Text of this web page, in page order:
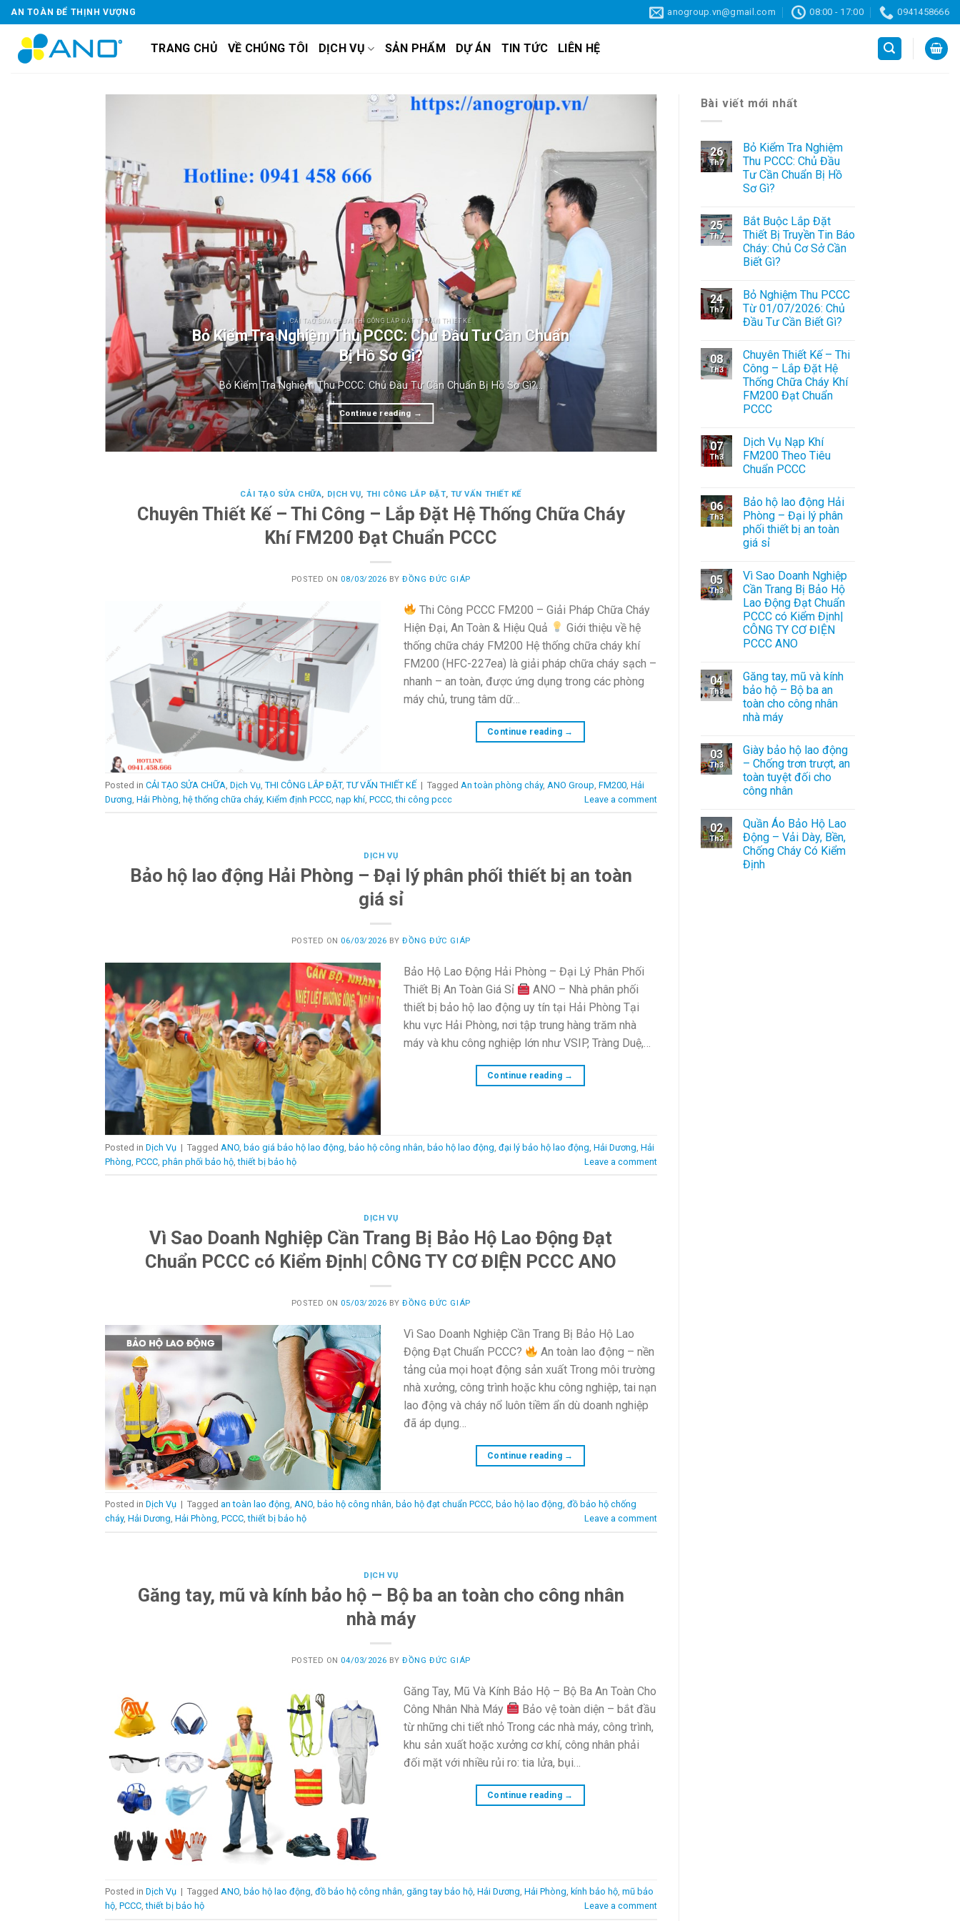
Skip
to
content
AN TOÀN ĐỂ THỊNH VƯỢNG anogroup.vn@gmail.com 08:00 - 17:00 0941458666
TRANG CHỦ VỀ CHÚNG TÔI DỊCH VỤ SẢN PHẨM DỰ ÁN TIN TỨC LIÊN HỆ
CẢI TẠO SỬA CHỮA THI CÔNG LẮP ĐẶT TƯ VẤN THIẾT KẾ
Bỏ Kiểm Tra Nghiệm Thu PCCC: Chủ Đầu Tư Cần Chuẩn
Bị Hồ Sơ Gì?
Bỏ Kiểm Tra Nghiệm Thu PCCC: Chủ Đầu Tư Cần Chuẩn Bị Hồ Sơ Gì?...
Continue reading →
CẢI TẠO SỬA CHỮA, DỊCH VỤ, THI CÔNG LẮP ĐẶT, TƯ VẤN THIẾT KẾ
Chuyên Thiết Kế – Thi Công – Lắp Đặt Hệ Thống Chữa Cháy
Khí FM200 Đạt Chuẩn PCCC
POSTED ON 08/03/2026 BYĐỒNG ĐỨC GIÁP
Thi Công PCCC FM200 – Giải Pháp Chữa Cháy
Hiện Đại, An Toàn & Hiệu Quả
Giới thiệu về hệ
thống chữa cháy FM200 Hệ thống chữa cháy khí
FM200 (HFC-227ea) là giải pháp chữa cháy sạch –
nhanh – an toàn, được ứng dụng trong các phòng
máy chủ, trung tâm dữ…
Continue reading →
Posted in CẢI TẠO SỬA CHỮA Dịch Vụ THI CÔNG LẮP ĐẶT, TƯ VẤN THIẾT KẾ | Tagged An toàn phòng cháy, ANO Group FM200 Hải
Dương Hải Phòng hệ thống chữa cháy, Kiểm định PCCC nạp khí, PCCC ,thi công pccc Leave a comment
DỊCH VỤ
Bảo hộ lao động Hải Phòng – Đại lý phân phối thiết bị an toàn
giá sỉ
POSTED ON 06/03/2026 BYĐỒNG ĐỨC GIÁP
Bảo Hộ Lao Động Hải Phòng – Đại Lý Phân Phối
Thiết Bị An Toàn Giá Sỉ
ANO – Nhà phân phối
thiết bị bảo hộ lao động uy tín tại Hải Phòng Tại
khu vực Hải Phòng, nơi tập trung hàng trăm nhà
máy và khu công nghiệp lớn như VSIP, Tràng Duệ,…
Continue reading →
Posted in Dịch Vụ | Tagged ANO báo giá bảo hộ lao động bảo hộ công nhân bảo hộ lao động đại lý bảo hộ lao động Hải Dương Hải
Phòng PCCC phân phối bảo hộ ,thiết bị bảo hộ Leave a comment
DỊCH VỤ
Vì Sao Doanh Nghiệp Cần Trang Bị Bảo Hộ Lao Động Đạt
Chuẩn PCCC có Kiểm Định| CÔNG TY CƠ ĐIỆN PCCC ANO
POSTED ON 05/03/2026 BYĐỒNG ĐỨC GIÁP
Vì Sao Doanh Nghiệp Cần Trang Bị Bảo Hộ Lao
Động Đạt Chuẩn PCCC?
An toàn lao động – nền
tảng của mọi hoạt động sản xuất Trong môi trường
nhà xưởng, công trình hoặc khu công nghiệp, tai nạn
lao động và cháy nổ luôn tiềm ẩn dù doanh nghiệp
đã áp dụng…
Continue reading →
Posted in Dịch Vụ | Tagged an toàn lao động, ANO, bảo hộ công nhân, bảo hộ đạt chuẩn PCCC, bảo hộ lao động, đồ bảo hộ chống
cháy, Hải Dương, Hải Phòng, PCCC,thiết bị bảo hộ Leave a comment
DỊCH VỤ
Găng tay, mũ và kính bảo hộ – Bộ ba an toàn cho công nhân
nhà máy
POSTED ON 04/03/2026 BYĐỒNG ĐỨC GIÁP
Găng Tay, Mũ Và Kính Bảo Hộ – Bộ Ba An Toàn Cho
Công Nhân Nhà Máy
Bảo vệ toàn diện – bắt đầu
từ những chi tiết nhỏ Trong các nhà máy, công trình,
khu sản xuất hoặc xưởng cơ khí, công nhân phải
đối mặt với nhiều rủi ro: tia lửa, bụi…
Continue reading →
Posted in Dịch Vụ | Tagged ANO bảo hộ lao động đồ bảo hộ công nhân găng tay bảo hộ Hải Dương Hải Phòng kính bảo hộ mũ bảo
hộ PCCC ,thiết bị bảo hộ Leave a comment
Bài viết mới nhất
26
Th7
Bỏ Kiểm Tra Nghiệm
Thu PCCC: Chủ Đầu
Tư Cần Chuẩn Bị Hồ
Sơ Gì?
25
Th7
Bắt Buộc Lắp Đặt
Thiết Bị Truyền Tin Báo
Cháy: Chủ Cơ Sở Cần
Biết Gì?
24
Th7
Bỏ Nghiệm Thu PCCC
Từ 01/07/2026: Chủ
Đầu Tư Cần Biết Gì?
08
Th3
Chuyên Thiết Kế – Thi
Công – Lắp Đặt Hệ
Thống Chữa Cháy Khí
FM200 Đạt Chuẩn
PCCC
07
Th3
Dịch Vụ Nạp Khí
FM200 Theo Tiêu
Chuẩn PCCC
06
Th3
Bảo hộ lao động Hải
Phòng – Đại lý phân
phối thiết bị an toàn
giá sỉ
05
Th3
Vì Sao Doanh Nghiệp
Cần Trang Bị Bảo Hộ
Lao Động Đạt Chuẩn
PCCC có Kiểm Định|
CÔNG TY CƠ ĐIỆN
PCCC ANO
04
Th3
Găng tay, mũ và kính
bảo hộ – Bộ ba an
toàn cho công nhân
nhà máy
03
Th3
Giày bảo hộ lao động
– Chống trơn trượt, an
toàn tuyệt đối cho
công nhân
02
Th3
Quần Áo Bảo Hộ Lao
Động – Vải Dày, Bền,
Chống Cháy Có Kiểm
Định